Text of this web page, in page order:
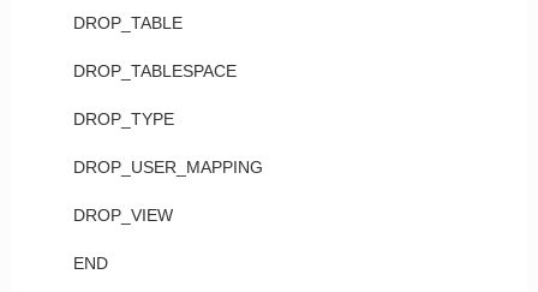
DROP_TABLE
DROP_TABLESPACE
DROP_TYPE
DROP_USER_MAPPING
DROP_VIEW
END